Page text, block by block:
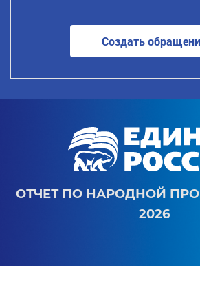
Создать
ОТЧЕТ ПО НАРОДНОЙ
2026